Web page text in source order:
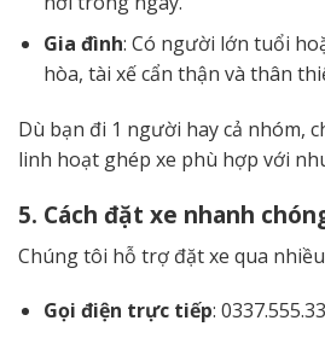
Gia đình: Có người lớn tuổi
hòa, tài xế cẩn thận và thân
Dù bạn đi 1 người hay cả nhóm,
linh hoạt ghép xe phù hợp với
5. Cách đặt xe nhanh
Chúng tôi hỗ trợ đặt xe qua
Gọi điện trực tiếp: